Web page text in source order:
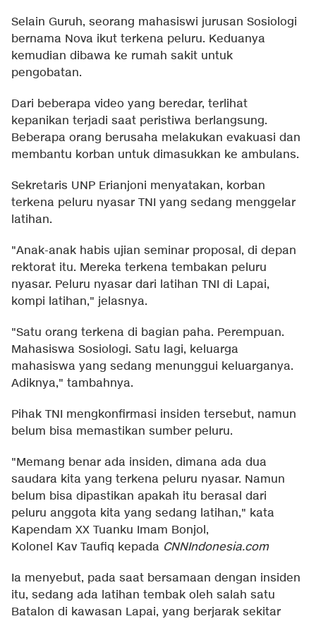
Selain Guruh, seorang mahasiswi jurusan Sosiologi
bernama Nova ikut terkena peluru. Keduanya
kemudian dibawa ke rumah sakit untuk
pengobatan.
Dari beberapa video yang beredar, terlihat
kepanikan terjadi saat peristiwa berlangsung.
Beberapa orang berusaha melakukan evakuasi dan
membantu korban untuk dimasukkan ke ambulans.
Sekretaris UNP Erianjoni menyatakan, korban
terkena peluru nyasar TNI yang sedang menggelar
latihan.
"Anak-anak habis ujian seminar proposal, di depan
rektorat itu. Mereka terkena tembakan peluru
nyasar. Peluru nyasar dari latihan TNI di Lapai,
kompi latihan," jelasnya.
"Satu orang terkena di bagian paha. Perempuan.
Mahasiswa Sosiologi. Satu lagi, keluarga
mahasiswa yang sedang menunggui keluarganya.
Adiknya," tambahnya.
Pihak TNI mengkonfirmasi insiden tersebut, namun
belum bisa memastikan sumber peluru.
"Memang benar ada insiden, dimana ada dua
saudara kita yang terkena peluru nyasar. Namun
belum bisa dipastikan apakah itu berasal dari
peluru anggota kita yang sedang latihan," kata
Kapendam XX Tuanku Imam Bonjol,
Kolonel Kav Taufiq kepada CNNIndonesia.com
Ia menyebut, pada saat bersamaan dengan insiden
itu, sedang ada latihan tembak oleh salah satu
Batalon di kawasan Lapai, yang berjarak sekitar